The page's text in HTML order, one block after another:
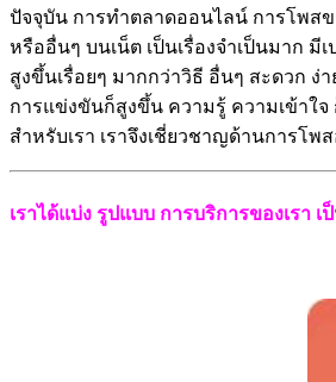
ปัจจุบัน การทำตลาดออนไลน์ การโพส
หรืออื่นๆ บนเน็ต เป็นเรื่องจำเป็นมาก มี
สูงขึ้นเรื่อยๆ มากกว่าวิธี อื่นๆ สะดวก
การแข่งขันก็สูงขึ้น ความรู้ ความเข้าใจ
สำหรับเรา เราจึงเชี่ยวชาญด้านการโพ
เราได้แบ่ง รูปแบบ การบริการของเรา เ